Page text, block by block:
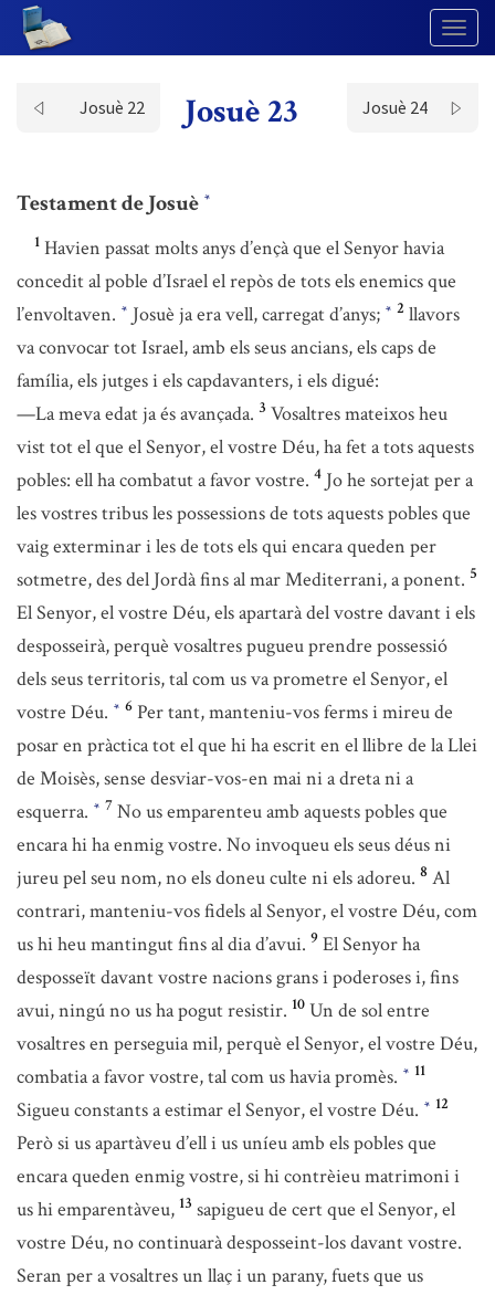
Josuè 22 Josuè 23 Josuè 24
Testament de Josuè *
1 Havien passat molts anys d’ençà que el Senyor havia
concedit al poble d’Israel el repòs de tots els enemics que
l’envoltaven. * Josuè ja era vell, carregat d’anys; * 2 llavors
va convocar tot Israel, amb els seus ancians, els caps de
família, els jutges i els capdavanters, i els digué:
—La meva edat ja és avançada. 3 Vosaltres mateixos heu
vist tot el que el Senyor, el vostre Déu, ha fet a tots aquests
pobles: ell ha combatut a favor vostre. 4 Jo he sortejat per a
les vostres tribus les possessions de tots aquests pobles que
vaig exterminar i les de tots els qui encara queden per
sotmetre, des del Jordà fins al mar Mediterrani, a ponent. 5
El Senyor, el vostre Déu, els apartarà del vostre davant i els
desposseirà, perquè vosaltres pugueu prendre possessió
dels seus territoris, tal com us va prometre el Senyor, el
vostre Déu. * 6 Per tant, manteniu-vos ferms i mireu de
posar en pràctica tot el que hi ha escrit en el llibre de la Llei
de Moisès, sense desviar-vos-en mai ni a dreta ni a
esquerra. * 7 No us emparenteu amb aquests pobles que
encara hi ha enmig vostre. No invoqueu els seus déus ni
jureu pel seu nom, no els doneu culte ni els adoreu. 8 Al
contrari, manteniu-vos fidels al Senyor, el vostre Déu, com
us hi heu mantingut fins al dia d’avui. 9 El Senyor ha
desposseït davant vostre nacions grans i poderoses i, fins
avui, ningú no us ha pogut resistir. 10 Un de sol entre
vosaltres en perseguia mil, perquè el Senyor, el vostre Déu,
combatia a favor vostre, tal com us havia promès. * 11
Sigueu constants a estimar el Senyor, el vostre Déu. * 12
Però si us apartàveu d’ell i us uníeu amb els pobles que
encara queden enmig vostre, si hi contrèieu matrimoni i
us hi emparentàveu, 13 sapigueu de cert que el Senyor, el
vostre Déu, no continuarà desposseint-los davant vostre.
Seran per a vosaltres un llaç i un parany, fuets que us